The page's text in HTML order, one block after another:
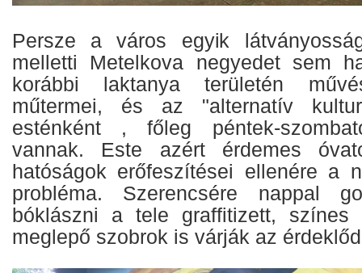
Persze a város egyik
melletti Metelkova negyedet sem
korábbi laktanya területén
műtermei, és az "alternatív
esténként , főleg péntek-
vannak. Este azért érdemes
hatóságok erőfeszítései ellenére a
probléma. Szerencsére nappal
bóklászni a tele graffitizett, színes
meglepő szobrok is várják az